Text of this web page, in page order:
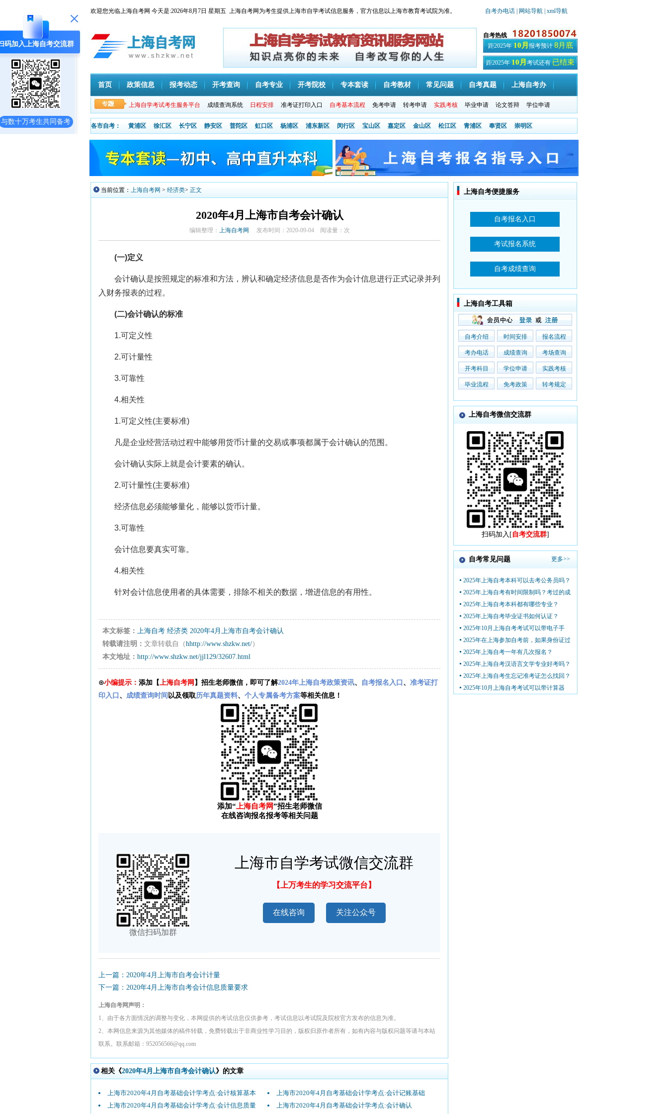
码加入上海自考交流群
与数十万考生共同备考
欢迎您光临上海自考网 今天是:2026年8月7日 星期五 上海自考网为考生提供上海市自学考试信息服务，官方信息以上海市教育考试院为准。 自考办电话 | 网站导航 | xml导航
自考热线
距2025年 10月 报考预计 8月底
距2025年 10月 考试还有 已结束
天
首页 政策信息 报考动态 开考查询 自考专业 开考院校 专本套读 自考教材 常见问题 自考真题 上海自考办
上海自学考试考生服务平台 成绩查询系统 日程安排 准考证打印入口 自考基本流程 免考申请 转考申请 实践考核 毕业申请 论文答辩 学位申请
各市自考： 黄浦区 徐汇区 长宁区 静安区 普陀区 虹口区 杨浦区 浦东新区 闵行区 宝山区 嘉定区 金山区 松江区 青浦区 奉贤区 崇明区
当前位置： 上海自考网 > 经济类> 正文
2020年4月上海市自考会计确认
编辑整理： 上海自考网 发布时间：2020-09-04 阅读量： 次
(一)定义
会计确认是按照规定的标准和方法，辨认和确定经济信息是否作为会计信息进行正式记录并列
入财务报表的过程。
(二)会计确认的标准
1.可定义性
2.可计量性
3.可靠性
4.相关性
1.可定义性(主要标准)
凡是企业经营活动过程中能够用货币计量的交易或事项都属于会计确认的范围。
会计确认实际上就是会计要素的确认。
2.可计量性(主要标准)
经济信息必须能够量化，能够以货币计量。
3.可靠性
会计信息要真实可靠。
4.相关性
针对会计信息使用者的具体需要，排除不相关的数据，增进信息的有用性。
本文标签： 上海自考 经济类 2020年4月上海市自考会计确认
转载请注明： 文章转载自（hhttp://www.shzkw.net/）
本文地址： http://www.shzkw.net/jjl129/32607.html
⊙小编提示： 添加【上海自考网 】招生老师微信，即可了解2024年上海自考政策资讯、 自考报名入口 、 准考证打
印入口 、 成绩查询时间 以及领取历年真题资料、 个人专属备考方案等相关信息！
添加“ 上海自考网”招生老师微信
在线咨询报名报考等相关问题
微信扫码加群
上海市自学考试微信交流群
【上万考生的学习交流平台】
在线咨询 关注公众号
上一篇：2020年4月上海市自考会计计量
下一篇：2020年4月上海市自考会计信息质量要求
上海自考网声明：
1、由于各方面情况的调整与变化，本网提供的考试信息仅供参考，考试信息以考试院及院校官方发布的信息为准。
2、本网信息来源为其他媒体的稿件转载，免费转载出于非商业性学习目的，版权归原作者所有，如有内容与版权问题等请与本站
联系。联系邮箱：952056566@qq.com
相关《2020年4月上海市自考会计确认》的文章
上海市2020年4月自考基础会计学考点:会计核算基本
上海市2020年4月自考基础会计学考点:会计记账基础
上海市2020年4月自考基础会计学考点:会计信息质量
上海市2020年4月自考基础会计学考点:会计确认
上海自考便捷服务
上海自考工具箱
自考介绍 时间安排 报名流程
考办电话 成绩查询 考场查询
开考科目 学位申请 实践考核
毕业流程 免考政策 转考规定
上海自考微信交流群
扫码加入[ 自考交流群]
自考常见问题 更多>>
2025年上海自考本科可以去考公务员吗？
2025年上海自考有时间限制吗？考过的成
2025年上海自考本科都有哪些专业？
2025年上海自考毕业证书如何认证？
2025年10月上海自考考试可以带电子手
2025年在上海参加自考前，如果身份证过
2025年上海自考一年有几次报名？
2025年上海自考汉语言文学专业好考吗？
2025年上海自考生忘记准考证怎么找回？
2025年10月上海自考考试可以带计算器